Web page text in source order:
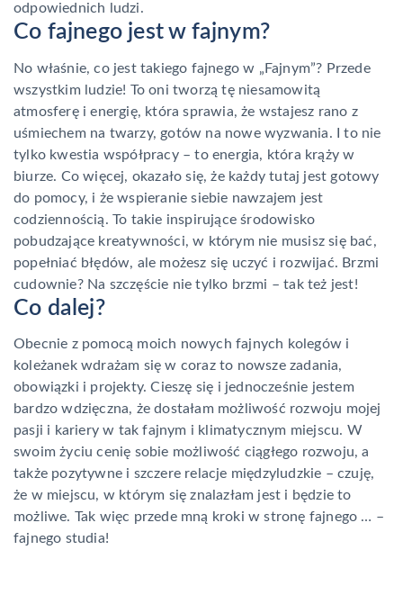
odpowiednich ludzi.
Co fajnego jest w fajnym?
No właśnie, co jest takiego fajnego w „Fajnym”? Przede
wszystkim ludzie! To oni tworzą tę niesamowitą
atmosferę i energię, która sprawia, że wstajesz rano z
uśmiechem na twarzy, gotów na nowe wyzwania. I to nie
tylko kwestia współpracy – to energia, która krąży w
biurze. Co więcej, okazało się, że każdy tutaj jest gotowy
do pomocy, i że wspieranie siebie nawzajem jest
codziennością. To takie inspirujące środowisko
pobudzające kreatywności, w którym nie musisz się bać,
popełniać błędów, ale możesz się uczyć i rozwijać. Brzmi
cudownie? Na szczęście nie tylko brzmi – tak też jest!
Co dalej?
Obecnie z pomocą moich nowych fajnych kolegów i
koleżanek wdrażam się w coraz to nowsze zadania,
obowiązki i projekty. Cieszę się i jednocześnie jestem
bardzo wdzięczna, że dostałam możliwość rozwoju mojej
pasji i kariery w tak fajnym i klimatycznym miejscu. W
swoim życiu cenię sobie możliwość ciągłego rozwoju, a
także pozytywne i szczere relacje międzyludzkie – czuję,
że w miejscu, w którym się znalazłam jest i będzie to
możliwe. Tak więc przede mną kroki w stronę fajnego … –
fajnego studia!